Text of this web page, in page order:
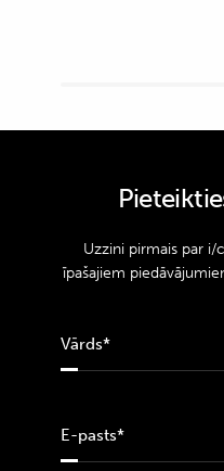
Uzzini pirmais par
īpašajiem